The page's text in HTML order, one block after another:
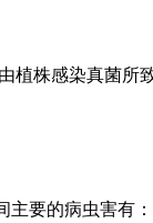
植株感染真菌
要的病虫害